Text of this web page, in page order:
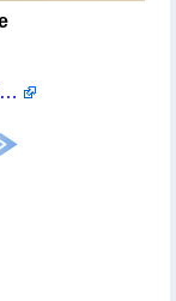
http://essemcee.deviantart.com/art/Salute-the-Impossible-164774430